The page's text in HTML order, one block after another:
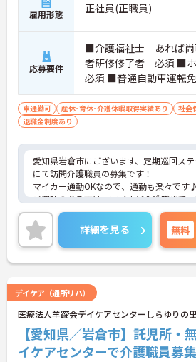
雇用形態 正社員(正職員)
応募要件
■介護福祉士 あれば
者研修修了者 必須 ■
必須 ■普通自動車運転
定可）
車通勤可 産休･育休･介護休暇取得実績あり 社会
退職金制度あり
愛知県岩倉市にございます、定期巡回ス
にて訪問介護職員の募集です！
マイカー通勤OKなので、通勤も楽々です♪
ご興味のある方は、マイナビ介護職まで
せください。
詳細を見る 無料
デイケア（通所リハ）
医療法人羊蹄会デイケアセンターしらゆりの
【愛知県／岩倉市】託児所
イケアセンターで介護職員募